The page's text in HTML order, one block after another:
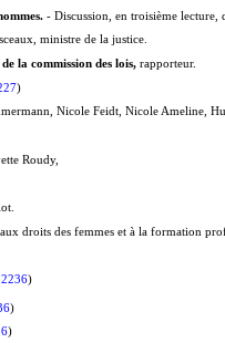
- Discussion, en troisième
ministre de la justice.
la commission des lois, rapporteur.
)
Nicole Feidt, Nicole Ameline,
Roudy,
droits des femmes et à la formation
)
)
)